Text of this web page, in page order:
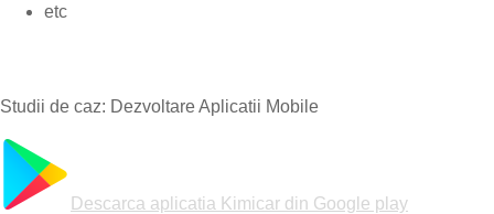
etc
Studii de caz: Dezvoltare Aplicatii Mobile
Descarca aplicatia Kimicar din Google play